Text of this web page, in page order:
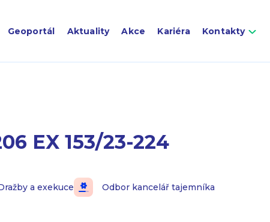
Geoportál Aktuality Akce Kariéra Kontakty
EX 153/23-224
a exekuce Odbor kancelář tajemníka